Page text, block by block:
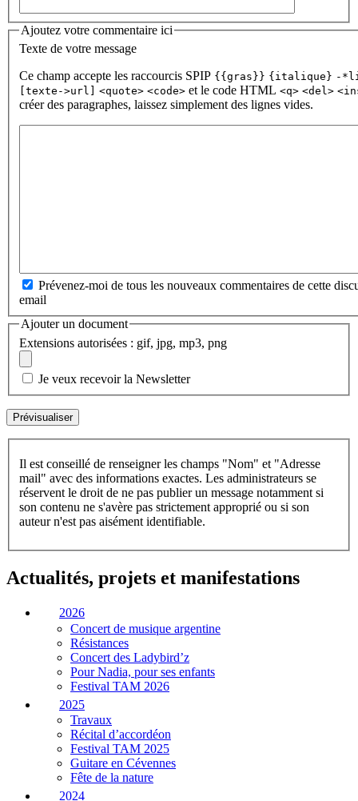
Ajoutez votre commentaire ici
Texte de votre message
Ce champ accepte les raccourcis SPIP {{gras}} {italique} -
[texte->url]
<quote> <code> et le code HTML <q> <del>
créer des paragraphes, laissez simplement des lignes vides.
Prévenez-moi de tous les nouveaux commentaires de cette
email
Ajouter un document
Extensions autorisées : gif, jpg, mp3, png
Je veux recevoir la Newsletter
Il est conseillé de renseigner les champs "Nom" et "Adresse
mail" avec des informations exactes. Les administrateurs se
réservent le droit de ne pas publier un message notamment si
son contenu ne s'avère pas strictement approprié ou si son
auteur n'est pas aisément identifiable.
Actualités, projets et manifestations
2026
Concert de musique argentine
Résistances
Concert des Ladybird’z
Pour Nadia, pour ses enfants
Festival TAM 2026
2025
Travaux
Récital d’accordéon
Festival TAM 2025
Guitare en Cévennes
Fête de la nature
2024